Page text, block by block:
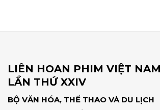
LIÊN HOAN PHIM VIỆT NAM
LẦN THỨ XXIV
BỘ VĂN HÓA, THỂ THAO VÀ DU LỊCH